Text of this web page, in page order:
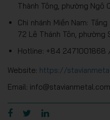
Thành Tông, phường Ngô
Chi nhánh Miền Nam:
72 Lê Thánh Tôn, phường
Hotline: +84
Website: https://
Email: info@stavianmetal.com